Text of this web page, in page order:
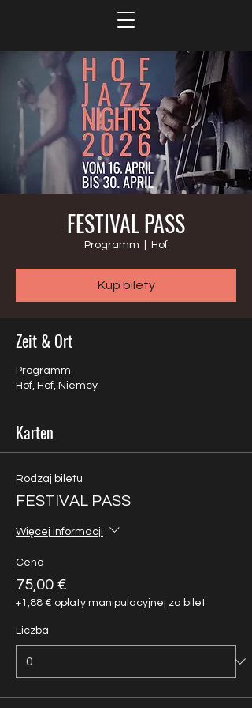
FESTIVAL PASS
Programm Hof
Kup bilety
Zeit & Ort
Programm
Hof, Hof, Niemcy
Karten
Rodzaj biletu
FESTIVAL PASS
Więcej informacji
Cena
75,00 €
+1,88 € opłaty manipulacyjnej za bilet
Liczba